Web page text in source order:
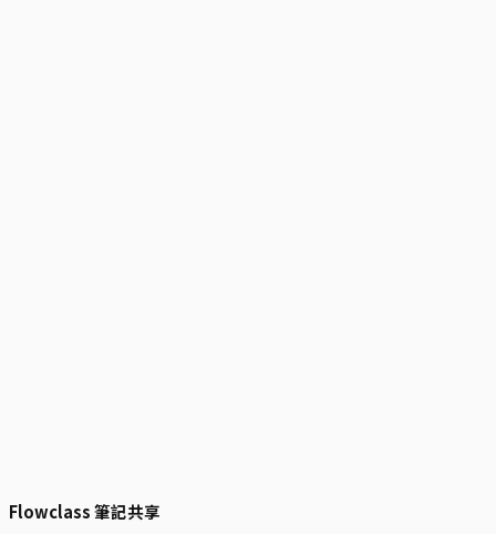
Flowclass 筆記共享